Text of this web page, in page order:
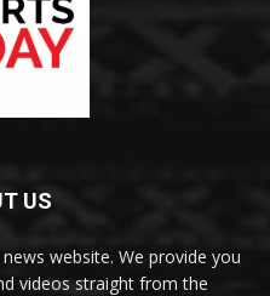
US
website. We provide you
videos straight from the